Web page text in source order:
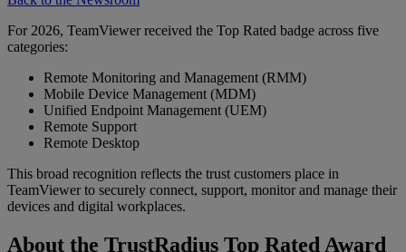
For 2026, TeamViewer received the Top Rated badge across five
categories:
Remote Monitoring and Management (RMM)
Mobile Device Management (MDM)
Unified Endpoint Management (UEM)
Remote Support
Remote Desktop
This broad recognition reflects the trust customers place in
TeamViewer to securely connect, support, monitor and manage their
devices and digital workplaces.
About the TrustRadius Top Rated Award